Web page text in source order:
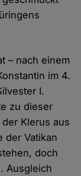
– nach einem
im 4.
I.
zu dieser
Klerus aus
der Vatikan
doch
Ausgleich